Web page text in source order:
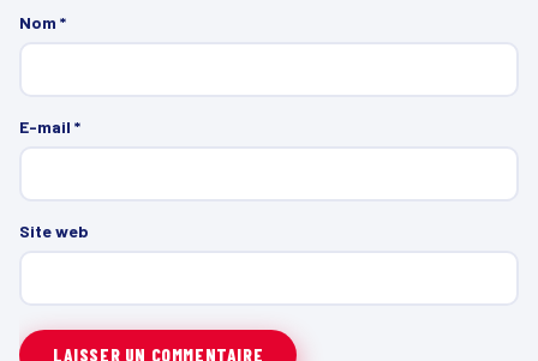
Nom *
E-mail *
Site web